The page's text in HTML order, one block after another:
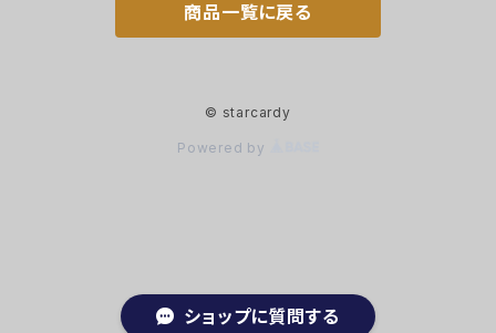
ショップに質問する
商品一覧に戻る
© starcardy
Powered by